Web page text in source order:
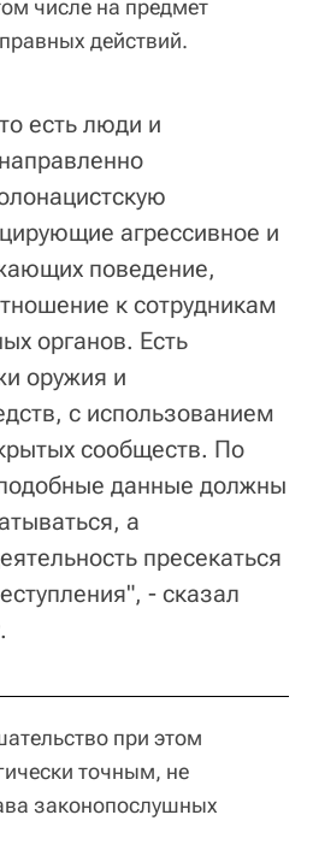
числе на предмет
действий.
есть люди и
агрессивное и
поведение,
к сотрудникам
органов. Есть
оружия и
с использованием
сообществ. По
данные должны
а
пресекаться
- сказал
при этом
точным, не
законопослушных